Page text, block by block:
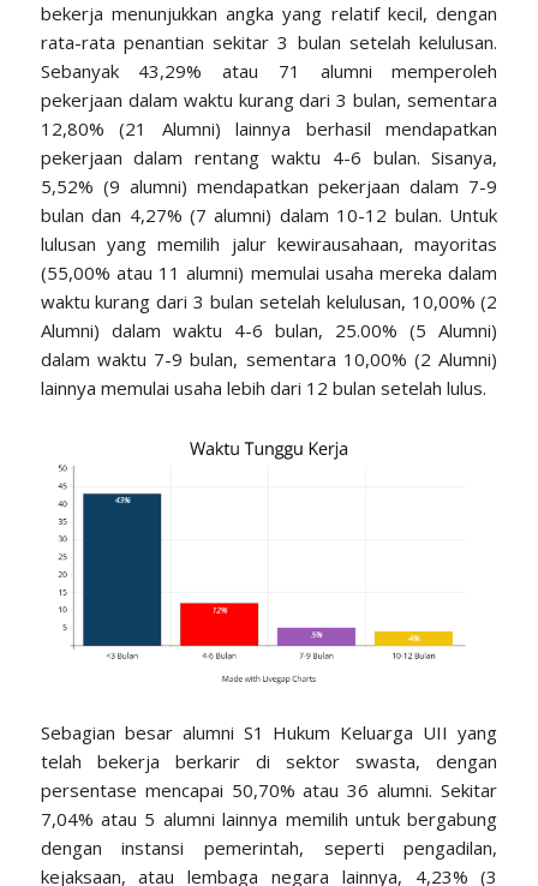
bekerja menunjukkan angka yang relatif kecil, dengan
rata-rata penantian sekitar 3 bulan setelah kelulusan.
Sebanyak 43,29% atau 71 alumni memperoleh
pekerjaan dalam waktu kurang dari 3 bulan, sementara
12,80% (21 Alumni) lainnya berhasil mendapatkan
pekerjaan dalam rentang waktu 4-6 bulan. Sisanya,
5,52% (9 alumni) mendapatkan pekerjaan dalam 7-9
bulan dan 4,27% (7 alumni) dalam 10-12 bulan. Untuk
lulusan yang memilih jalur kewirausahaan, mayoritas
(55,00% atau 11 alumni) memulai usaha mereka dalam
waktu kurang dari 3 bulan setelah kelulusan, 10,00% (2
Alumni) dalam waktu 4-6 bulan, 25.00% (5 Alumni)
dalam waktu 7-9 bulan, sementara 10,00% (2 Alumni)
lainnya memulai usaha lebih dari 12 bulan setelah lulus.
Sebagian besar alumni S1 Hukum Keluarga UII yang
telah bekerja berkarir di sektor swasta, dengan
persentase mencapai 50,70% atau 36 alumni. Sekitar
7,04% atau 5 alumni lainnya memilih untuk bergabung
dengan instansi pemerintah, seperti pengadilan,
kejaksaan, atau lembaga negara lainnya, 4,23% (3